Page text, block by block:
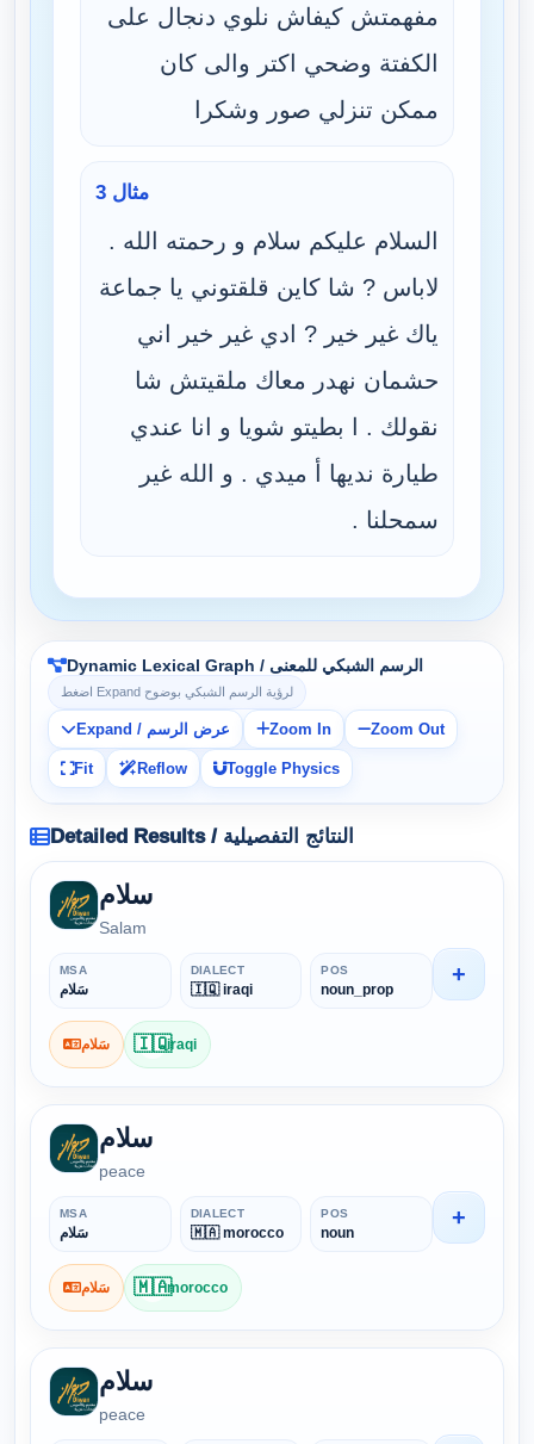
مفهمتش كيفاش نلوي دنجال على
الكفتة وضحي اكتر والى كان
ممكن تنزلي صور وشكرا
مثال 3
السلام عليكم سلام و رحمته الله .
لاباس ? شا كاين قلقتوني يا جماعة
ياك غير خير ? ادي غير خير اني
حشمان نهدر معاك ملقيتش شا
نقولك . ا بطيتو شويا و انا عندي
طيارة نديها أ ميدي . و الله غير
سمحلنا .
Dynamic Lexical Graph / الرسم الشبكي للمعنى
اضغط Expand لرؤية الرسم الشبكي بوضوح
Expand / عرض الرسم Zoom In Zoom Out
Fit Reflow Toggle Physics
Detailed Results / النتائج التفصيلية
سلام
Salam
MSA
سَلام
DIALECT
🇮🇶 iraqi
POS
noun_prop
سَلام 🇮🇶iraqi
+
سلام
peace
MSA
سَلام
DIALECT
🇲🇦 morocco
POS
noun
سَلام 🇲🇦morocco
+
سلام
peace